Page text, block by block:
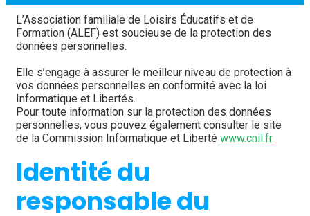
L’Association familiale de Loisirs Éducatifs et de
Formation (ALEF) est soucieuse de la protection des
données personnelles.
Elle s’engage à assurer le meilleur niveau de protection à
vos données personnelles en conformité avec la loi
Informatique et Libertés.
Pour toute information sur la protection des données
personnelles, vous pouvez également consulter le site
de la Commission Informatique et Liberté www.cnil.fr
Identité du
responsable du